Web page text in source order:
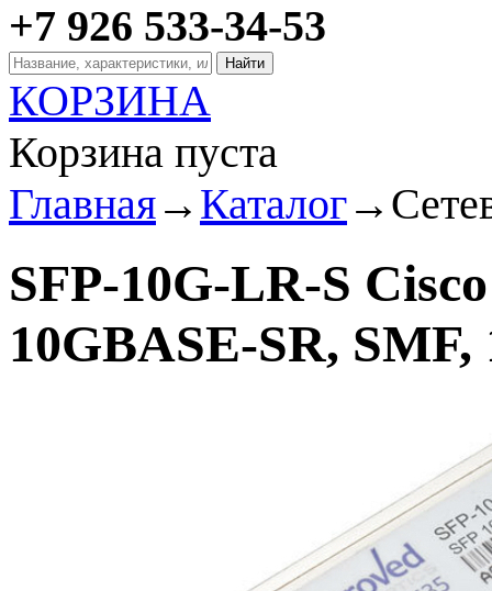
+7 926 533-34-53
КОРЗИНА
Корзина пуста
Главная→ Каталог→
SFP-10G-LR-S
10GBASE-SR,